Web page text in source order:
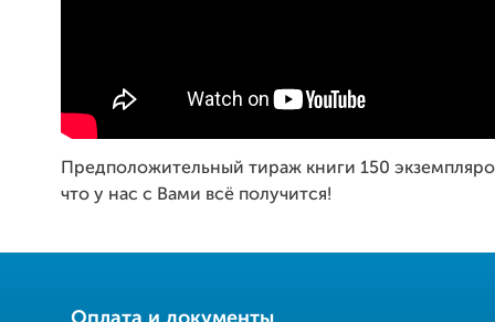
Предположительный тираж книги 150
что у нас с Вами всё получится!